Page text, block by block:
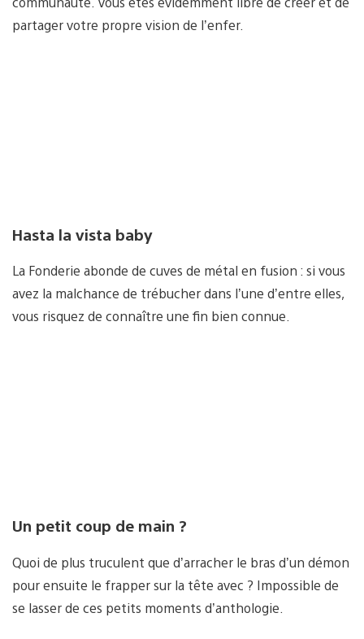
partager votre propre vision de l’enfer.
Hasta la vista baby
La Fonderie abonde de cuves de métal en fusion : si vous
avez la malchance de trébucher dans l’une d’entre elles,
vous risquez de connaître une fin bien connue.
Un petit coup de main ?
Quoi de plus truculent que d’arracher le bras d’un démon
pour ensuite le frapper sur la tête avec ? Impossible de
se lasser de ces petits moments d’anthologie.